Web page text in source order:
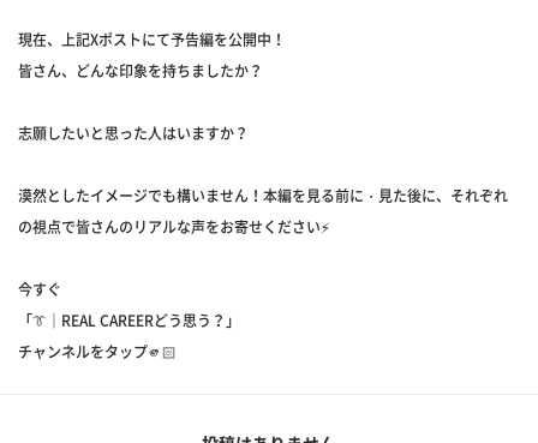
現在、上記Xポストにて予告編を公開中！
皆さん、どんな印象を持ちましたか？
志願したいと思った人はいますか？
漠然としたイメージでも構いません！本編を見る前に・見た後に、それぞれ
の視点で皆さんのリアルな声をお寄せください⚡️
今すぐ
「👔｜REAL CAREERどう思う？」
チャンネルをタップ🫵🏻